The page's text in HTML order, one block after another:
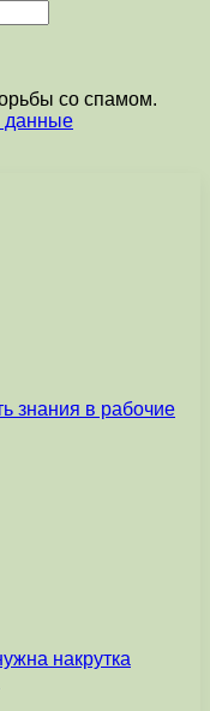
со спамом.
данные
знания в рабочие
накрутка